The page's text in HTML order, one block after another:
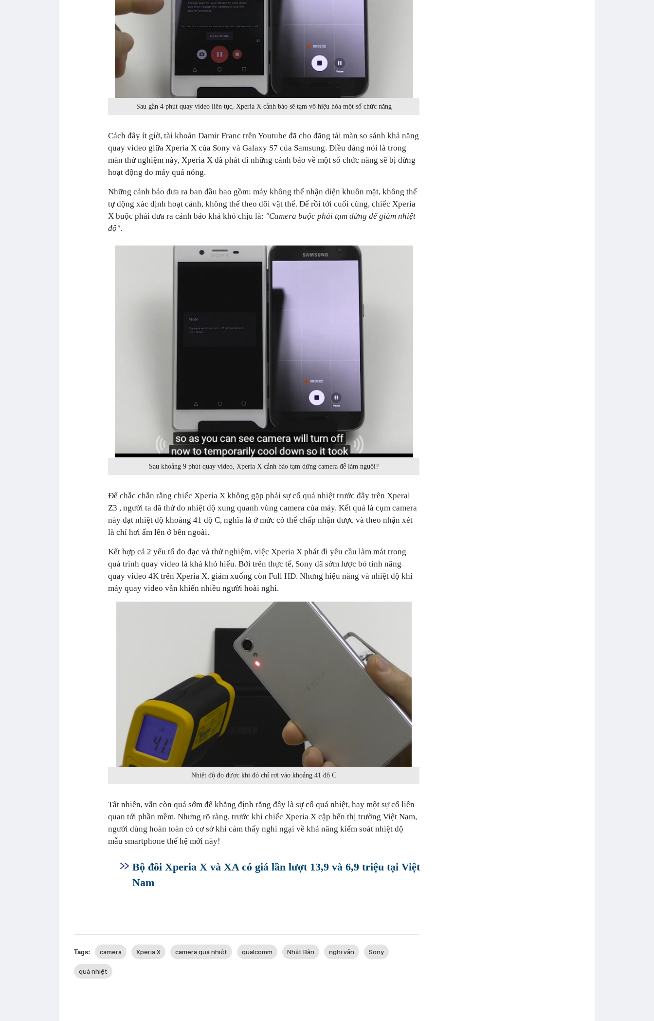
Sau gần 4 phút quay video liên tục, Xperia X cảnh báo sẽ tạm vô hiệu hóa một số chức năng
Cách đây ít giờ, tài khoản Damir Franc trên Youtube đã cho đăng tải màn so sánh khả năng
quay video giữa Xperia X của Sony và Galaxy S7 của Samsung. Điều đáng nói là trong
màn thử nghiệm này, Xperia X đã phát đi những cảnh báo về một số chức năng sẽ bị dừng
hoạt động do máy quá nóng.
Những cảnh báo đưa ra ban đầu bao gồm: máy không thể nhận diện khuôn mặt, không thể
tự động xác định hoạt cảnh, không thể theo dõi vật thể. Để rồi tới cuối cùng, chiếc Xperia
X buộc phải đưa ra cảnh báo khá khó chịu là: "Camera buộc phải tạm dừng để giảm nhiệt
độ".
Sau khoảng 9 phút quay video, Xperia X cảnh báo tạm dừng camera để làm nguội?
Để chắc chắn rằng chiếc Xperia X không gặp phải sự cố quá nhiệt trước đây trên Xperai
Z3 , người ta đã thử đo nhiệt độ xung quanh vùng camera của máy. Kết quả là cụm camera
này đạt nhiệt độ khoảng 41 độ C, nghĩa là ở mức có thể chấp nhận được và theo nhận xét
là chỉ hơi ấm lên ở bên ngoài.
Kết hợp cả 2 yếu tố đo đạc và thử nghiệm, việc Xperia X phát đi yêu cầu làm mát trong
quá trình quay video là khá khó hiểu. Bởi trên thực tế, Sony đã sớm lược bỏ tính năng
quay video 4K trên Xperia X, giảm xuống còn Full HD. Nhưng hiệu năng và nhiệt độ khi
máy quay video vẫn khiến nhiều người hoài nghi.
Nhiệt độ đo được khi đó chỉ rơi vào khoảng 41 độ C
Tất nhiên, vẫn còn quá sớm để khẳng định rằng đây là sự cố quá nhiệt, hay một sự cố liên
quan tới phần mềm. Nhưng rõ ràng, trước khi chiếc Xperia X cập bến thị trường Việt Nam,
người dùng hoàn toàn có cơ sở khi cảm thấy nghi ngại về khả năng kiểm soát nhiệt độ
mẫu smartphone thế hệ mới này!
Bộ đôi Xperia X và XA có giá lần lượt 13,9 và 6,9 triệu tại Việt
Nam
Tags: camera Xperia X camera quá nhiệt qualcomm Nhật Bản nghi vấn Sony
quá nhiệt